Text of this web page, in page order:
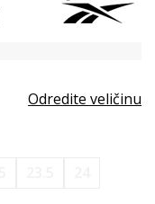
Odredite veličinu